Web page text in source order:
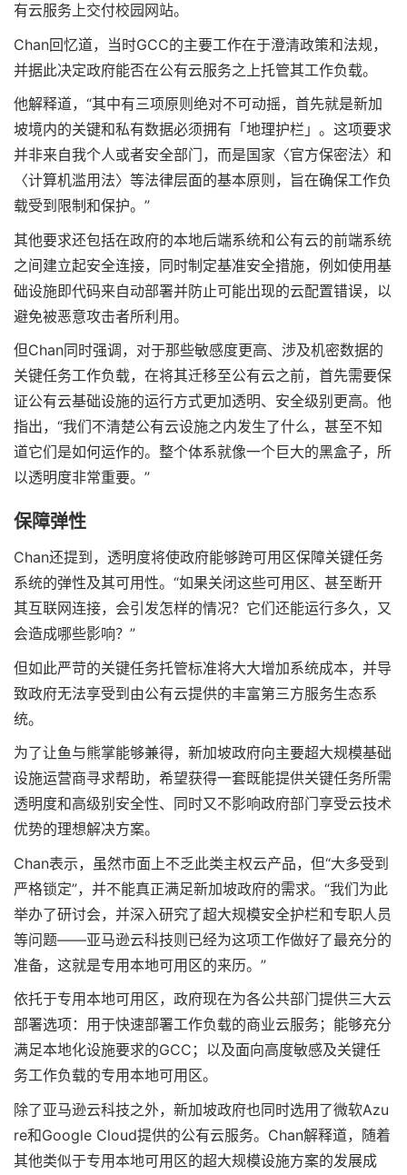
有云服务上交付校园网站。
Chan回忆道，当时GCC的主要工作在于澄清政策和法规，
并据此决定政府能否在公有云服务之上托管其工作负载。
他解释道，“其中有三项原则绝对不可动摇，首先就是新加
坡境内的关键和私有数据必须拥有「地理护栏」。这项要求
并非来自我个人或者安全部门，而是国家〈官方保密法〉和
〈计算机滥用法〉等法律层面的基本原则，旨在确保工作负
载受到限制和保护。”
其他要求还包括在政府的本地后端系统和公有云的前端系统
之间建立起安全连接，同时制定基准安全措施，例如使用基
础设施即代码来自动部署并防止可能出现的云配置错误，以
避免被恶意攻击者所利用。
但Chan同时强调，对于那些敏感度更高、涉及机密数据的
关键任务工作负载，在将其迁移至公有云之前，首先需要保
证公有云基础设施的运行方式更加透明、安全级别更高。他
指出，“我们不清楚公有云设施之内发生了什么，甚至不知
道它们是如何运作的。整个体系就像一个巨大的黑盒子，所
以透明度非常重要。”
保障弹性
Chan还提到，透明度将使政府能够跨可用区保障关键任务
系统的弹性及其可用性。“如果关闭这些可用区、甚至断开
其互联网连接，会引发怎样的情况？它们还能运行多久，又
会造成哪些影响？”
但如此严苛的关键任务托管标准将大大增加系统成本，并导
致政府无法享受到由公有云提供的丰富第三方服务生态系
统。
为了让鱼与熊掌能够兼得，新加坡政府向主要超大规模基础
设施运营商寻求帮助，希望获得一套既能提供关键任务所需
透明度和高级别安全性、同时又不影响政府部门享受云技术
优势的理想解决方案。
Chan表示，虽然市面上不乏此类主权云产品，但“大多受到
严格锁定”，并不能真正满足新加坡政府的需求。“我们为此
举办了研讨会，并深入研究了超大规模安全护栏和专职人员
等问题——亚马逊云科技则已经为这项工作做好了最充分的
准备，这就是专用本地可用区的来历。”
依托于专用本地可用区，政府现在为各公共部门提供三大云
部署选项：用于快速部署工作负载的商业云服务；能够充分
满足本地化设施要求的GCC；以及面向高度敏感及关键任
务工作负载的专用本地可用区。
除了亚马逊云科技之外，新加坡政府也同时选用了微软Azu
re和Google Cloud提供的公有云服务。Chan解释道，随着
其他类似于专用本地可用区的超大规模设施方案的发展成